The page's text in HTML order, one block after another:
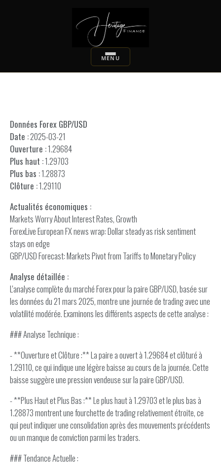
Données Forex GBP/USD
Date :2025-03-21
Ouverture :1.29684
Plus haut :1.29703
Plus bas :1.28873
Clôture :1.29110
Actualités économiques :
Markets Worry About Interest Rates, Growth
ForexLive European FX news wrap: Dollar steady as risk sentiment
stays on edge
GBP/USD Forecast: Markets Pivot from Tariffs to Monetary Policy
Analyse détaillée :
L'analyse complète du marché Forex pour la paire GBP/USD, basée sur
les données du 21 mars 2025, montre une journée de trading avec une
volatilité modérée. Examinons les différents aspects de cette analyse :
### Analyse Technique :
- **Ouverture et Clôture :** La paire a ouvert à 1.29684 et clôturé à
1.29110, ce qui indique une légère baisse au cours de la journée. Cette
baisse suggère une pression vendeuse sur la paire GBP/USD.
- **Plus Haut et Plus Bas :** Le plus haut à 1.29703 et le plus bas à
1.28873 montrent une fourchette de trading relativement étroite, ce
qui peut indiquer une consolidation après des mouvements précédents
ou un manque de conviction parmi les traders.
### Tendance Actuelle :